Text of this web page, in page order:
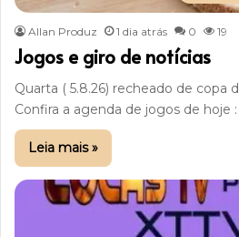
Allan Produz 1 dia atrás 0 19
Jogos e giro de notícias
Quarta ( 5.8.26) recheado de copa
Confira a agenda de jogos de hoje
Leia mais »